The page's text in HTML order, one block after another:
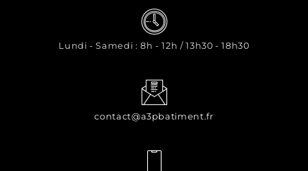
Lundi - Samedi : 8h - 12h / 13h30 - 18h30
contact@a3pbatiment.fr